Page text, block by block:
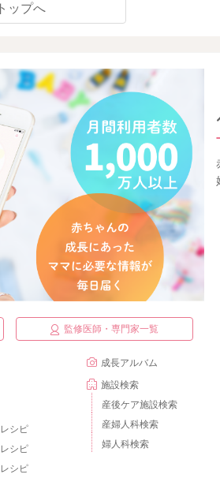
ップへ
監修医師・専門家一覧
シピ
シピ
シピ
成長アルバム
施設検索
産後ケア施設検索
産婦人科検索
婦人科検索